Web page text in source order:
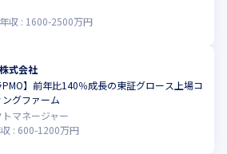
年収 : 1600-2500万円
式会社
PMO】前年比140％成長の東証グロース上場コ
グファーム
マネージャー
: 600-1200万円